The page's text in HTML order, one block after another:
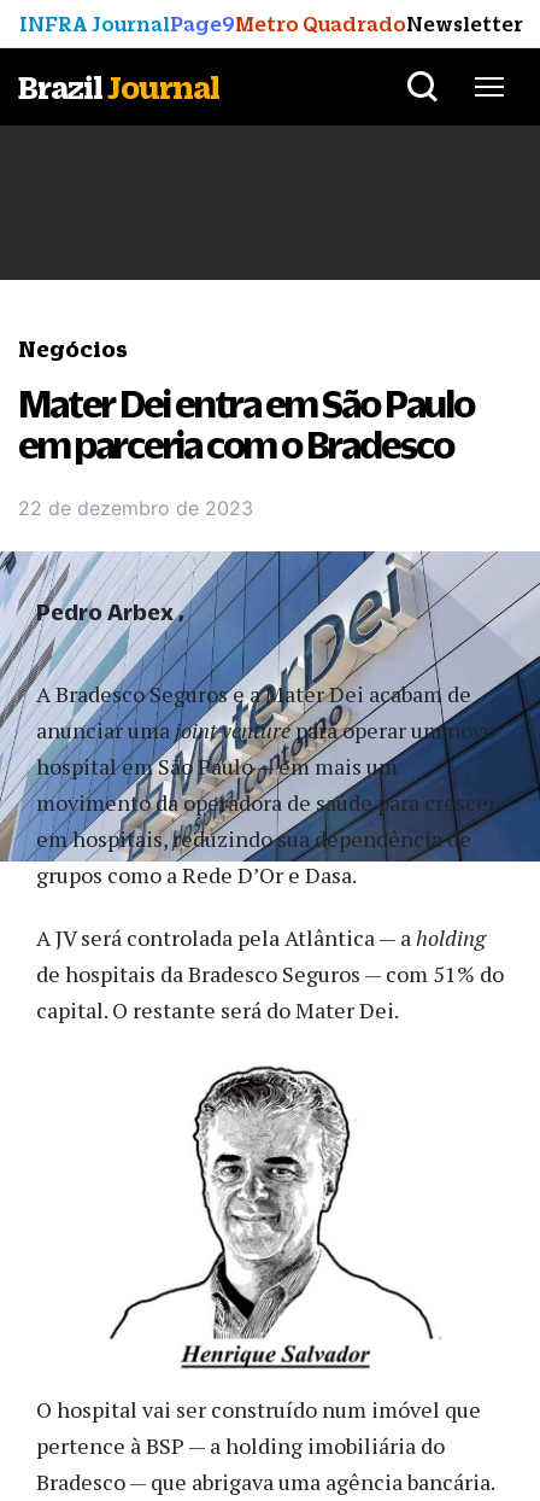
INFRA JournalPage9Metro QuadradoNewsletter
BrazilJournal
Negócios
Mater Dei entra em São Paulo
em parceria com o Bradesco
22 de dezembro de 2023
A Bradesco Seguros e a Mater Dei acabam de
anunciar umajoint venturepara operar um novo
hospital em São Paulo — em mais um
movimento da operadora de saúde para crescer
em hospitais, reduzindo sua dependência de
grupos como a Rede D’Or e Dasa.
A JV será controlada pela Atlântica — aholding
de hospitais da Bradesco Seguros — com 51% do
capital. O restante será do Mater Dei.
O hospital vai ser construído num imóvel que
pertence à BSP — a holding imobiliária do
Bradesco — que abrigava uma agência bancária.
Pedro Arbex